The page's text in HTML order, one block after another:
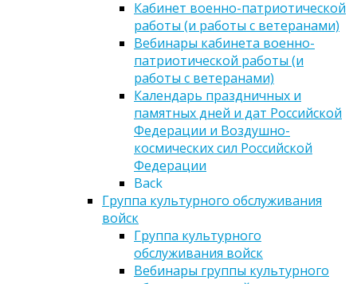
Кабинет военно-патриотической
работы (и работы с ветеранами)
Вебинары кабинета военно-
патриотической работы (и
работы с ветеранами)
Календарь праздничных и
памятных дней и дат Российской
Федерации и Воздушно-
космических сил Российской
Федерации
Back
Группа культурного обслуживания
войск
Группа культурного
обслуживания войск
Вебинары группы культурного